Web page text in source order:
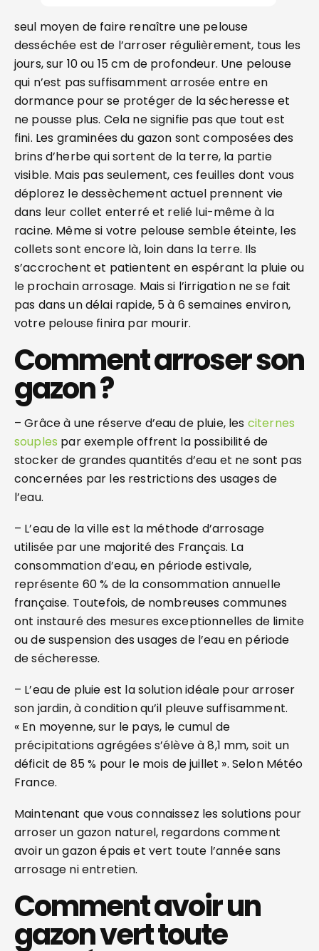
seul moyen de faire renaître une pelouse
desséchée est de l’arroser régulièrement, tous les
jours, sur 10 ou 15 cm de profondeur. Une pelouse
qui n’est pas suffisamment arrosée entre en
dormance pour se protéger de la sécheresse et
ne pousse plus. Cela ne signifie pas que tout est
fini. Les graminées du gazon sont composées des
brins d’herbe qui sortent de la terre, la partie
visible. Mais pas seulement, ces feuilles dont vous
déplorez le dessèchement actuel prennent vie
dans leur collet enterré et relié lui-même à la
racine. Même si votre pelouse semble éteinte, les
collets sont encore là, loin dans la terre. Ils
s’accrochent et patientent en espérant la pluie ou
le prochain arrosage. Mais si l’irrigation ne se fait
pas dans un délai rapide, 5 à 6 semaines environ,
votre pelouse finira par mourir.
Comment arroser son
gazon ?
– Grâce à une réserve d’eau de pluie, les citernes
souples par exemple offrent la possibilité de
stocker de grandes quantités d’eau et ne sont pas
concernées par les restrictions des usages de
l’eau.
– L’eau de la ville est la méthode d’arrosage
utilisée par une majorité des Français. La
consommation d’eau, en période estivale,
représente 60 % de la consommation annuelle
française. Toutefois, de nombreuses communes
ont instauré des mesures exceptionnelles de limite
ou de suspension des usages de l’eau en période
de sécheresse.
– L’eau de pluie est la solution idéale pour arroser
son jardin, à condition qu’il pleuve suffisamment.
« En moyenne, sur le pays, le cumul de
précipitations agrégées s’élève à 8,1 mm, soit un
déficit de 85 % pour le mois de juillet ». Selon Météo
France.
Maintenant que vous connaissez les solutions pour
arroser un gazon naturel, regardons comment
avoir un gazon épais et vert toute l’année sans
arrosage ni entretien.
Comment avoir un
gazon vert toute